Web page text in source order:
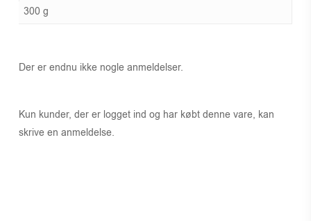
300 g
Der er endnu ikke nogle anmeldelser.
Kun kunder, der er logget ind og har købt denne vare, kan
skrive en anmeldelse.